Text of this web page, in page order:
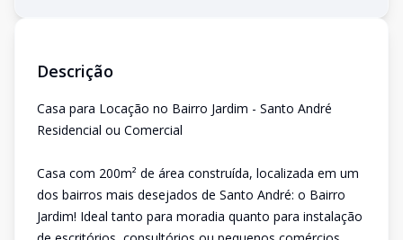
Descrição
Casa para Locação no Bairro Jardim - Santo André
Residencial ou Comercial
Casa com 200m² de área construída, localizada em um
dos bairros mais desejados de Santo André: o Bairro
Jardim! Ideal tanto para moradia quanto para instalação